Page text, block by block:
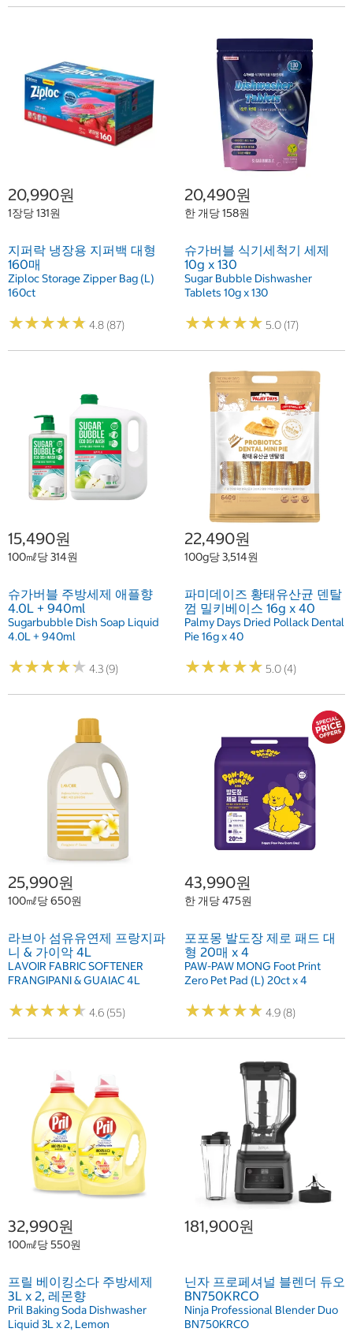
20,990원
1장당 131원
지퍼락 냉장용 지퍼백 대형
160매
Ziploc Storage Zipper Bag (L)
160ct
★★★★★
★★★★★ 4.8 (87)
20,490원
한 개당 158원
슈가버블 식기세척기 세제
10g x 130
Sugar Bubble Dishwasher
Tablets 10g x 130
★★★★★
★★★★★ 5.0 (17)
15,490원
100㎖당 314원
슈가버블 주방세제 애플향
4.0L + 940ml
Sugarbubble Dish Soap Liquid
4.0L + 940ml
★★★★★
★★★★★ 4.3 (9)
22,490원
100g당 3,514원
파미데이즈 황태유산균 덴탈
껌 밀키베이스 16g x 40
Palmy Days Dried Pollack Dental
Pie 16g x 40
★★★★★
★★★★★ 5.0 (4)
25,990원
100㎖당 650원
라브아 섬유유연제 프랑지파
니 & 가이악 4L
LAVOIR FABRIC SOFTENER
FRANGIPANI & GUAIAC 4L
★★★★★
★★★★★ 4.6 (55)
43,990원
한 개당 475원
포포몽 발도장 제로 패드 대
형 20매 x 4
PAW-PAW MONG Foot Print
Zero Pet Pad (L) 20ct x 4
★★★★★
★★★★★ 4.9 (8)
32,990원
100㎖당 550원
프릴 베이킹소다 주방세제
3L x 2, 레몬향
Pril Baking Soda Dishwasher
Liquid 3L x 2, Lemon
181,900원
닌자 프로페셔널 블렌더 듀오
BN750KRCO
Ninja Professional Blender Duo
BN750KRCO